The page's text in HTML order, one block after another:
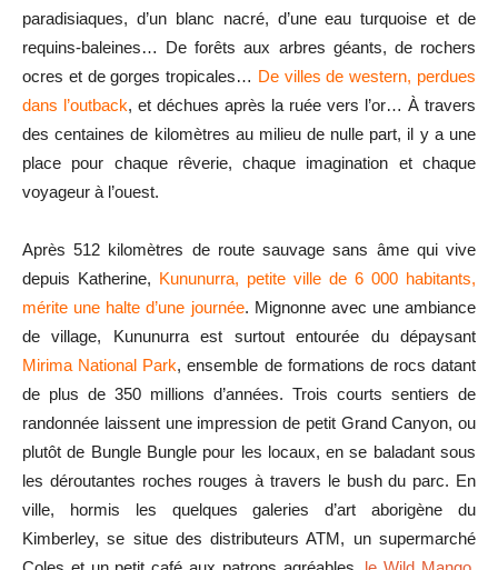
paradisiaques, d’un blanc nacré, d’une eau turquoise et ­de
requins-baleines… De forêts aux arbres géants, de rochers
ocres et de gorges tropicales… De villes de western, perdues
dans l’outback, et déchues après la ruée vers l’or… À travers
des centaines de kilomètres au milieu de nulle part, il y a une
place pour chaque rêverie, chaque imagination et chaque
voyageur à l’ouest.
Après 512 kilomètres de route sauvage sans âme qui vive
depuis Katherine, Kununurra, petite ville de 6 000 habitants,
mérite une halte d’une journée. Mignonne avec une ambiance
de village, Kununurra est surtout entourée du dépaysant
Mirima National Park, ensemble de formations de rocs datant
de plus de 350 millions d’années. Trois courts sentiers de
randonnée laissent une impression de petit Grand Canyon, ou
plutôt de Bungle Bungle pour les locaux, en se baladant sous
les déroutantes roches rouges à travers le bush du parc. En
ville, hormis les quelques galeries d’art aborigène du
Kimberley, se situe des distributeurs ATM, un supermarché